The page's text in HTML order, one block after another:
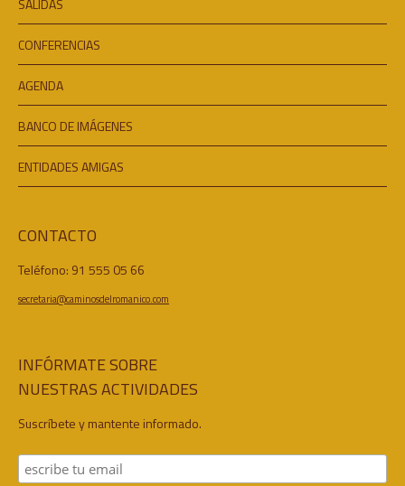
SALIDAS
CONFERENCIAS
AGENDA
BANCO DE IMÁGENES
ENTIDADES AMIGAS
CONTACTO
Teléfono: 91 555 05 66
secretaria@caminosdelromanico.com
INFÓRMATE SOBRE
NUESTRAS ACTIVIDADES
Suscríbete y mantente informado.